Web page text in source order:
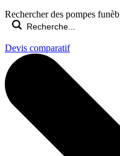
Rechercher des pompes
Devis comparatif